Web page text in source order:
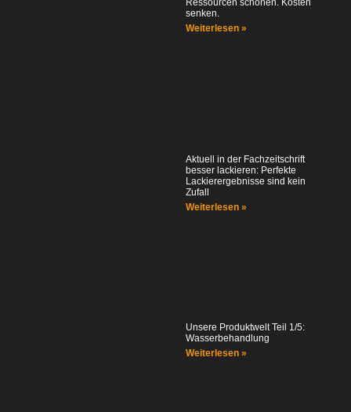
Ressourcen schonen. Kosten
senken.
Weiterlesen »
Aktuell in der Fachzeitschrift
besser lackieren: Perfekte
Lackierergebnisse sind kein
Zufall
Weiterlesen »
Unsere Produktwelt Teil 1/5:
Wasserbehandlung
Weiterlesen »